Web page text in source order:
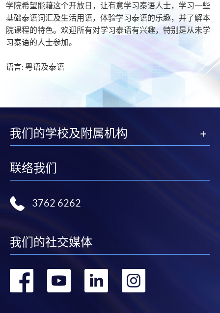
学院希望能藉这个开放日，让有意学习泰语人士，学习一些
基础泰语词汇及生活用语，体验学习泰语的乐趣，并了解本
院课程的特色。欢迎所有对学习泰语有兴趣，特别是从未学
习泰语的人士参加。
语言: 粤语及泰语
我们的学校及附属机构
联络我们
3762 6262
我们的社交媒体
转
转
转